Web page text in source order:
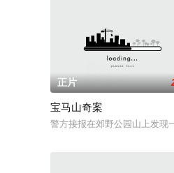
正片
宝马山奇案
警方接报在郊野公园山上发现